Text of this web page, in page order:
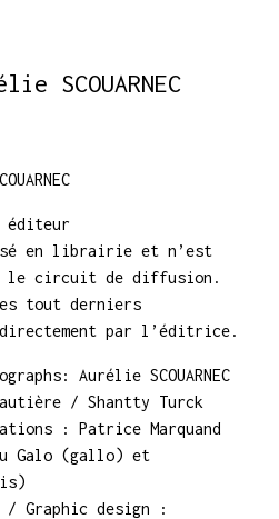
SCOUARNEC
éditeur
en librairie et n’est
le circuit de diffusion.
tout derniers
directement par l’éditrice.
Aurélie SCOUARNEC
/ Shantty Turck
: Patrice Marquand
Galo (gallo) et
/ Graphic design :